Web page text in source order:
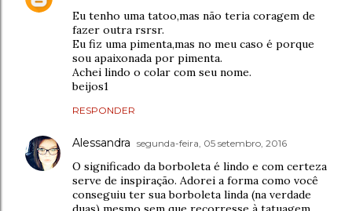
Eu tenho uma tatoo,mas não teria coragem de
fazer outra rsrsr.
Eu fiz uma pimenta,mas no meu caso é porque
sou apaixonada por pimenta.
Achei lindo o colar com seu nome.
beijos1
RESPONDER
Alessandra segunda-feira, 05 setembro, 2016
O significado da borboleta é lindo e com certeza
serve de inspiração. Adorei a forma como você
conseguiu ter sua borboleta linda (na verdade